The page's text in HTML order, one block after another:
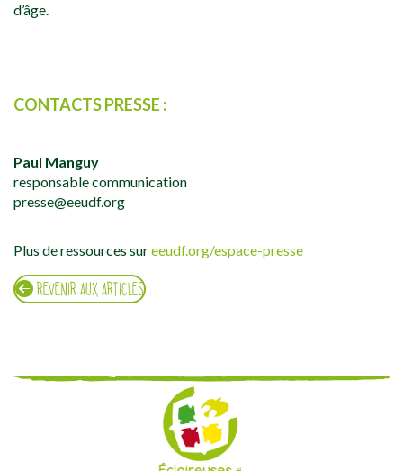
d’âge.
CONTACTS PRESSE :
Paul Manguy
responsable communication
presse@eeudf.org
Plus de ressources sureeudf.org/espace-presse
REVENIR AUX ARTICLES